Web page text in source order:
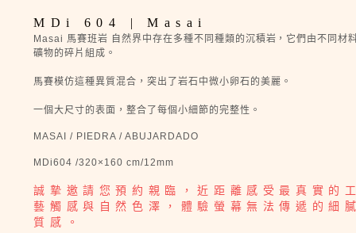
MDi 604 | Masai
Masai 馬賽班岩 自然界中存在多種不同種類的沉積岩，它們由不同材
礦物的碎片組成。
馬賽模仿這種異質混合，突出了岩石中微小卵石的美麗。
一個大尺寸的表面，整合了每個小細節的完整性。
MASAI / PIEDRA / ABUJARDADO
MDi604 /320×160 cm/12mm
誠摯邀請您預約親臨，近距離感受最真實的
藝觸感與自然色澤，體驗螢幕無法傳遞的細
質感。